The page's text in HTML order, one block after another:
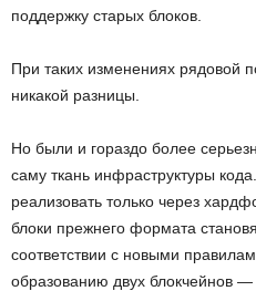
поддержку старых блоков.
При таких изменениях рядовой
никакой разницы.
Но были и гораздо более
саму ткань инфраструктуры
реализовать только через
блоки прежнего формата
соответствии с новыми
образованию двух блокчейнов —